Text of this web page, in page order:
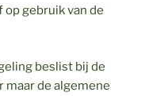
gebruik van de
beslist bij de
de algemene